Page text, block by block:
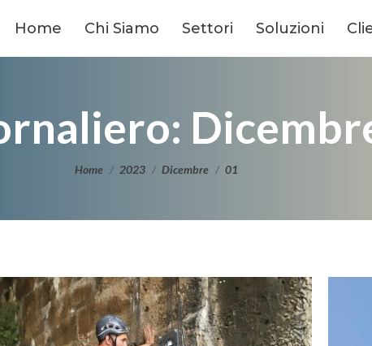
Home Chi Siamo Settori Soluzioni
Tu sei qui:
Home 2023 Dicembre 01